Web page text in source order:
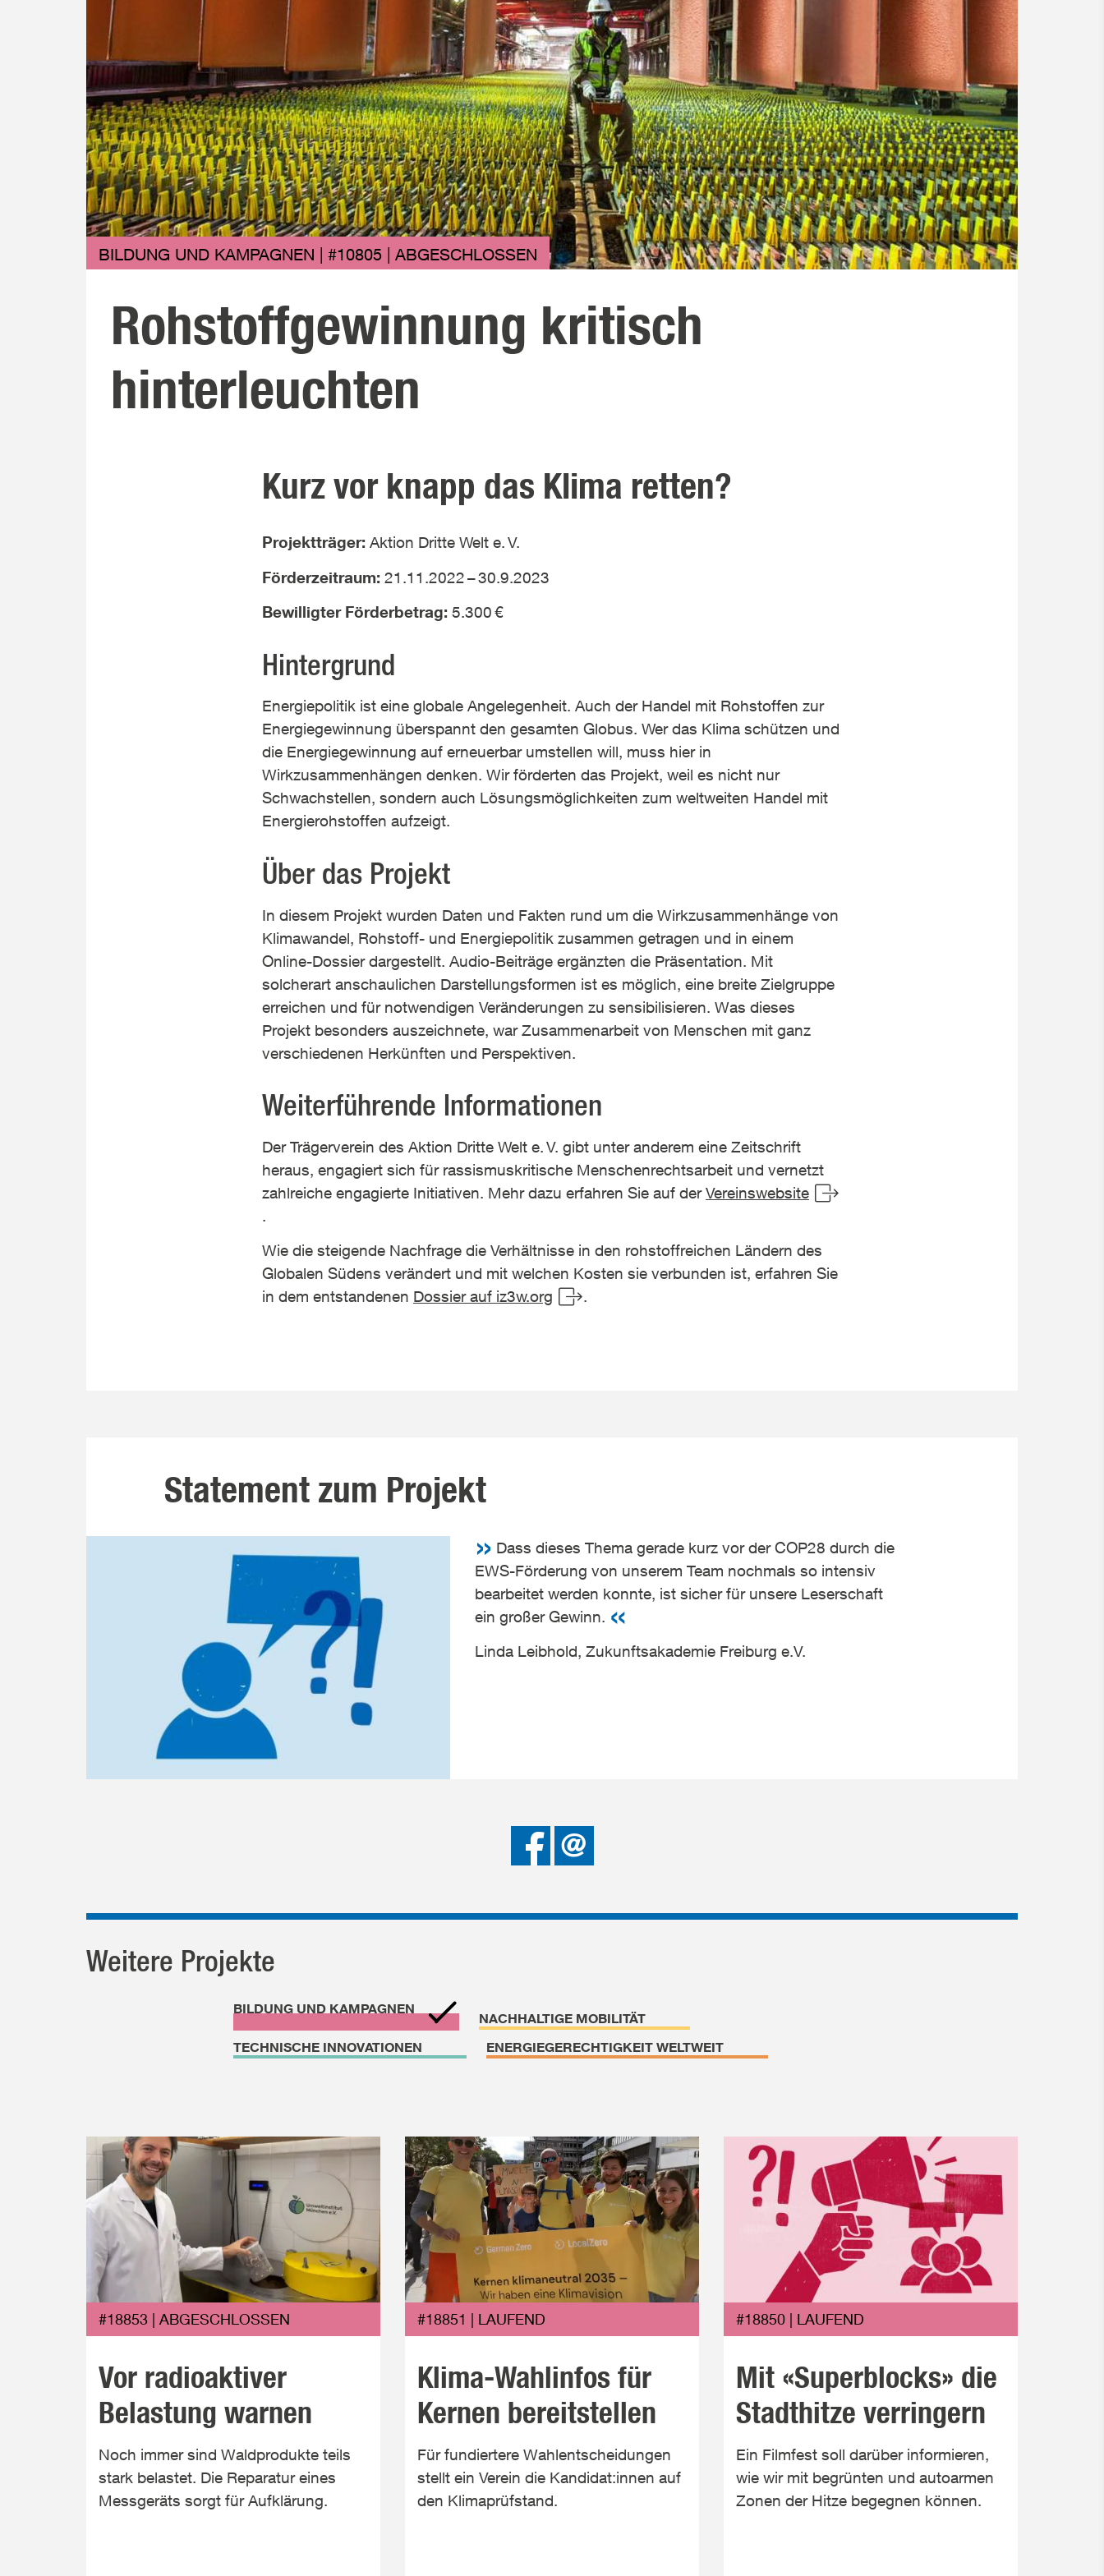
BILDUNG UND KAMPAGNEN | #10805 | ABGESCHLOSSEN
Rohstoffgewinnung kritisch
hinterleuchten
Kurz vor knapp das Klima retten?
Projektträger: Aktion Dritte Welt e.V.
Förderzeitraum: 21.11.2022–30.9.2023
Bewilligter Förderbetrag: 5.300€
Hintergrund
Energiepolitik ist eine globale Angelegenheit. Auch der Handel mit Rohstoffen zur
Energiegewinnung überspannt den gesamten Globus. Wer das Klima schützen und
die Energiegewinnung auf erneuerbar umstellen will, muss hier in
Wirkzusammenhängen denken. Wir förderten das Projekt, weil es nicht nur
Schwachstellen, sondern auch Lösungsmöglichkeiten zum weltweiten Handel mit
Energierohstoffen aufzeigt.
Über das Projekt
In diesem Projekt wurden Daten und Fakten rund um die Wirkzusammenhänge von
Klimawandel, Rohstoff- und Energiepolitik zusammen getragen und in einem
Online-Dossier dargestellt. Audio-Beiträge ergänzten die Präsentation. Mit
solcherart anschaulichen Darstellungsformen ist es möglich, eine breite Zielgruppe
erreichen und für notwendigen Veränderungen zu sensibilisieren. Was dieses
Projekt besonders auszeichnete, war Zusammenarbeit von Menschen mit ganz
verschiedenen Herkünften und Perspektiven.
Weiterführende Informationen
Der Trägerverein des Aktion Dritte Welt e.V. gibt unter anderem eine Zeitschrift
heraus, engagiert sich für rassismuskritische Menschenrechtsarbeit und vernetzt
zahlreiche engagierte Initiativen. Mehr dazu erfahren Sie auf derVereinswebsite
.
Wie die steigende Nachfrage die Verhältnisse in den rohstoffreichen Ländern des
Globalen Südens verändert und mit welchen Kosten sie verbunden ist, erfahren Sie
in dem entstandenen Dossier auf iz3w.org .
Statement zum Projekt
Dass dieses Thema gerade kurz vor der COP28 durch die
EWS-Förderung von unserem Team nochmals so intensiv
bearbeitet werden konnte, ist sicher für unsere Leserschaft
ein großer Gewinn.
Linda Leibhold, Zukunftsakademie Freiburg e.V.
Bei
Facebook
Weitere Projekte
BILDUNG UND KAMPAGNEN
NACHHALTIGE MOBILITÄT
TECHNISCHE INNOVATIONEN
ENERGIEGERECHTIGKEIT WELTWEIT
#18853 | ABGESCHLOSSEN
Vor radioaktiver
Belastung warnen
Noch immer sind Waldprodukte teils
stark belastet. Die Reparatur eines
Messgeräts sorgt für Aufklärung.
#18851 | LAUFEND
Klima-Wahlinfos für
Kernen bereitstellen
Für fundiertere Wahlentscheidungen
stellt ein Verein die Kandidat:innen auf
den Klimaprüfstand.
#18850 | LAUFEND
Mit «Superblocks» die
Stadthitze verringern
Ein Filmfest soll darüber informieren,
wie wir mit begrünten und autoarmen
Zonen der Hitze begegnen können.